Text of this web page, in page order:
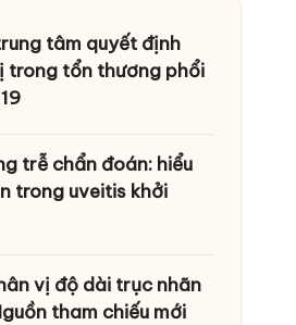
tâm quyết định
trong tổn thương phổi
trễ chẩn đoán: hiểu
trong uveitis khởi
vị độ dài trục nhãn
tham chiếu mới